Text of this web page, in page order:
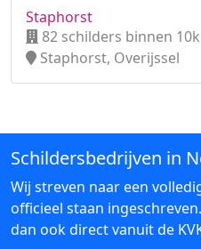
Staphorst
82 schilders binnen
Staphorst, Overijssel
Schildersbedrijven in
Wij streven naar een
officieel staan
dan ook direct vanuit de